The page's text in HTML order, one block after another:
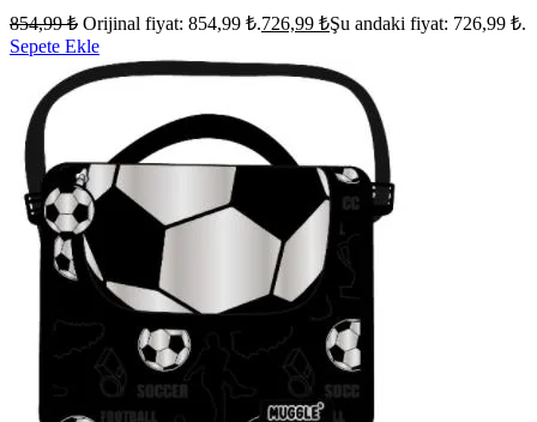
854,99₺ Orijinal fiyat: 854,99 ₺.726,99 ₺Şu andaki fiyat: 726,99 ₺.
Sepete Ekle